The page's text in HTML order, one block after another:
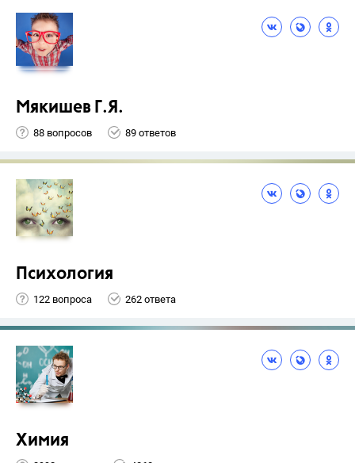
Мякишев Г.Я.
88 вопросов 89 ответов
Психология
122 вопроса 262 ответа
Химия